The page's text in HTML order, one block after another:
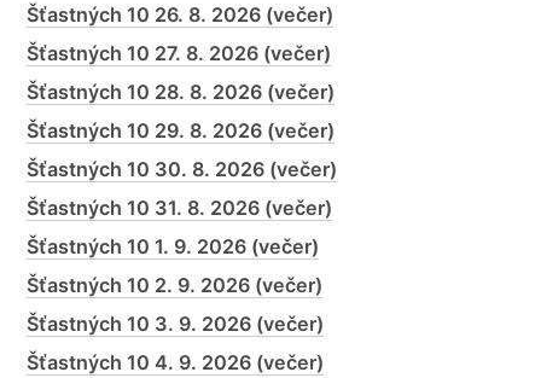
Šťastných 10 26. 8. 2026 (večer)
Šťastných 10 27. 8. 2026 (večer)
Šťastných 10 28. 8. 2026 (večer)
Šťastných 10 29. 8. 2026 (večer)
Šťastných 10 30. 8. 2026 (večer)
Šťastných 10 31. 8. 2026 (večer)
Šťastných 10 1. 9. 2026 (večer)
Šťastných 10 2. 9. 2026 (večer)
Šťastných 10 3. 9. 2026 (večer)
Šťastných 10 4. 9. 2026 (večer)